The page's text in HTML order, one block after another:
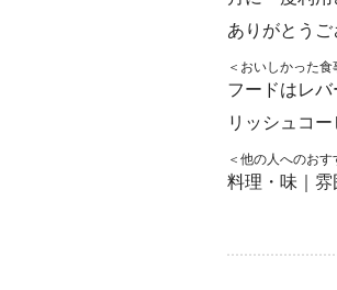
ありがとうご
＜おいしかった食
フードはレ
リッシュコ
＜他の人へのおす
料理・味｜